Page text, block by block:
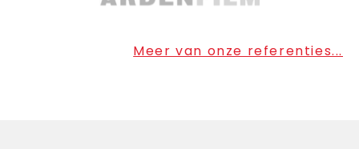
Meer van onze referenties...